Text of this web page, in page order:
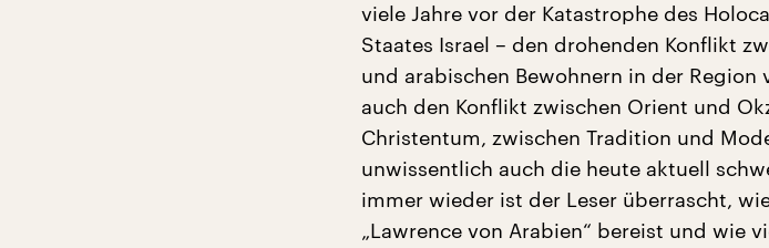
viele Jahre vor der Katastrophe des
Staates Israel – den drohenden Konflikt
und arabischen Bewohnern in der Region
auch den Konflikt zwischen Orient und
Christentum, zwischen Tradition und
unwissentlich auch die heute aktuell
immer wieder ist der Leser überrascht,
„Lawrence von Arabien“ bereist und wie